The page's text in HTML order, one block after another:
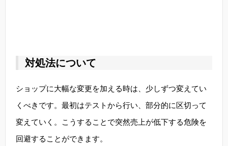
対処法について
ショップに大幅な変更を加える時は、少しずつ変えてい
くべきです。最初はテストから行い、部分的に区切って
変えていく。こうすることで突然売上が低下する危険を
回避することができます。